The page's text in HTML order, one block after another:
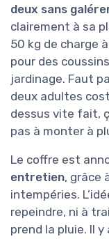
deux sans
clairement à sa
50 kg de charge
pour des
jardinage. Faut
deux adultes
dessus vite fait,
pas à monter à
Le coffre est
entretien, grâce
intempéries.
repeindre, ni à
prend la pluie. Il